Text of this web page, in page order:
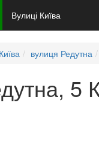
Вулиці Київа
вулиця Редутна
5